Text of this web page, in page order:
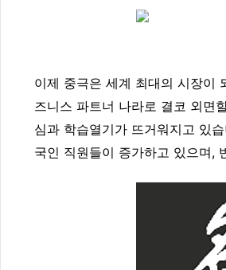
이제 중극은 세계 최대의 시장이
즈니스 파트너 나라로 결코 외면
심과 학습열기가 뜨거워지고 있
국인 직원들이 증가하고 있으며,